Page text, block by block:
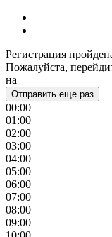
Регистрация
Пожалуйста,
на
Отправить еще раз
00:00
01:00
02:00
03:00
04:00
05:00
06:00
07:00
08:00
09:00